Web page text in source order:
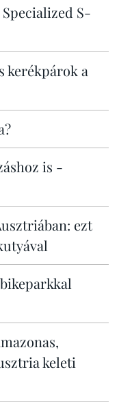
S-
kerékpárok a
is -
ezt
keleti